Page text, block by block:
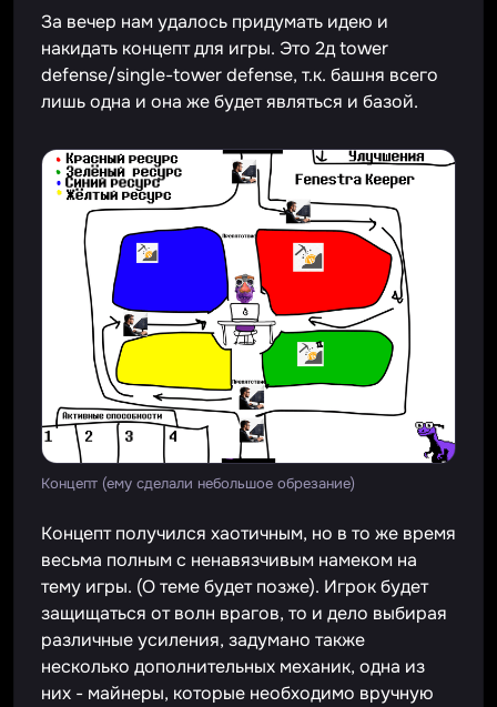
За вечер нам удалось придумать идею и
накидать концепт для игры. Это 2д tower
defense/single-tower defense, т.к. башня всего
лишь одна и она же будет являться и базой.
Концепт (ему сделали небольшое обрезание)
Концепт получился хаотичным, но в то же время
весьма полным с ненавязчивым намеком на
тему игры. (О теме будет позже). Игрок будет
защищаться от волн врагов, то и дело выбирая
различные усиления, задумано также
несколько дополнительных механик, одна из
них - майнеры, которые необходимо вручную